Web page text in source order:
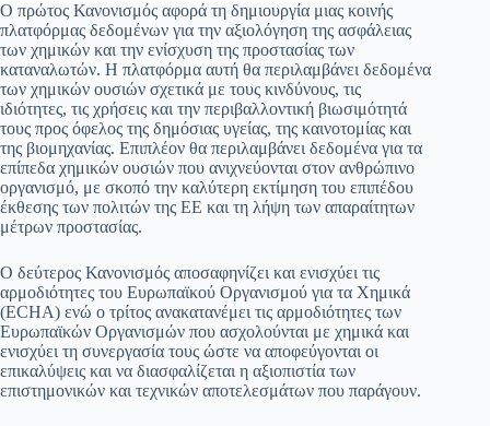
Ο πρώτος Κανονισμός αφορά τη δημιουργία μιας κοινής
πλατφόρμας δεδομένων για την αξιολόγηση της ασφάλειας
των χημικών και την ενίσχυση της προστασίας των
καταναλωτών. Η πλατφόρμα αυτή θα περιλαμβάνει δεδομένα
των χημικών ουσιών σχετικά με τους κινδύνους, τις
ιδιότητες, τις χρήσεις και την περιβαλλοντική βιωσιμότητά
τους προς όφελος της δημόσιας υγείας, της καινοτομίας και
της βιομηχανίας. Επιπλέον θα περιλαμβάνει δεδομένα για τα
επίπεδα χημικών ουσιών που ανιχνεύονται στον ανθρώπινο
οργανισμό, με σκοπό την καλύτερη εκτίμηση του επιπέδου
έκθεσης των πολιτών της ΕΕ και τη λήψη των απαραίτητων
μέτρων προστασίας.
Ο δεύτερος Κανονισμός αποσαφηνίζει και ενισχύει τις
αρμοδιότητες του Ευρωπαϊκού Οργανισμού για τα Χημικά
(ECHA) ενώ ο τρίτος ανακατανέμει τις αρμοδιότητες των
Ευρωπαϊκών Οργανισμών που ασχολούνται με χημικά και
ενισχύει τη συνεργασία τους ώστε να αποφεύγονται οι
επικαλύψεις και να διασφαλίζεται η αξιοπιστία των
επιστημονικών και τεχνικών αποτελεσμάτων που παράγουν.